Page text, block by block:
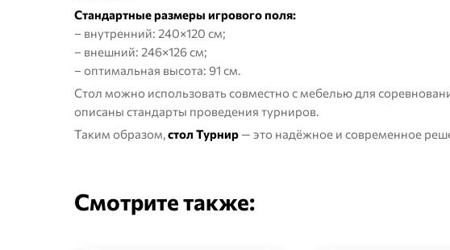
Стандартные размеры игрового поля:
– внутренний: 240×120 см;
– внешний: 246×126 см;
– оптимальная высота: 91 см.
Стол можно использовать совместно с мебелью для
описаны стандарты проведения турниров.
Таким образом,стол Турнир — это надёжное и современное
Смотрите также: